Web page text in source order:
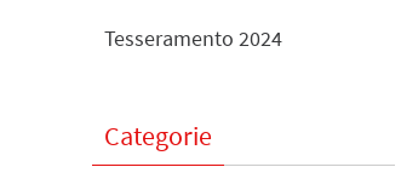
Tesseramento 2024
Categorie